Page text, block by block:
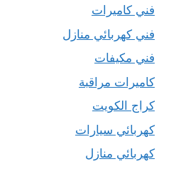
فني كاميرات
فني كهربائي منازل
فني مكيفات
كاميرات مراقبة
كراج الكويت
كهربائي سيارات
كهربائي منازل